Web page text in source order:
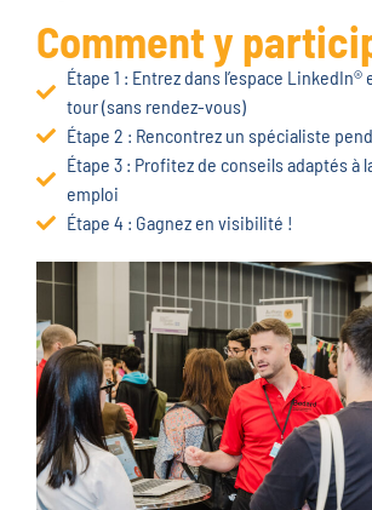
Comment y
Étape 1 : Entrez dans l’espace
tour (sans rendez-vous)
Étape 2 : Rencontrez un spécialiste
Étape 3 : Profitez de conseils adaptés à
emploi
Étape 4 : Gagnez en visibilité !